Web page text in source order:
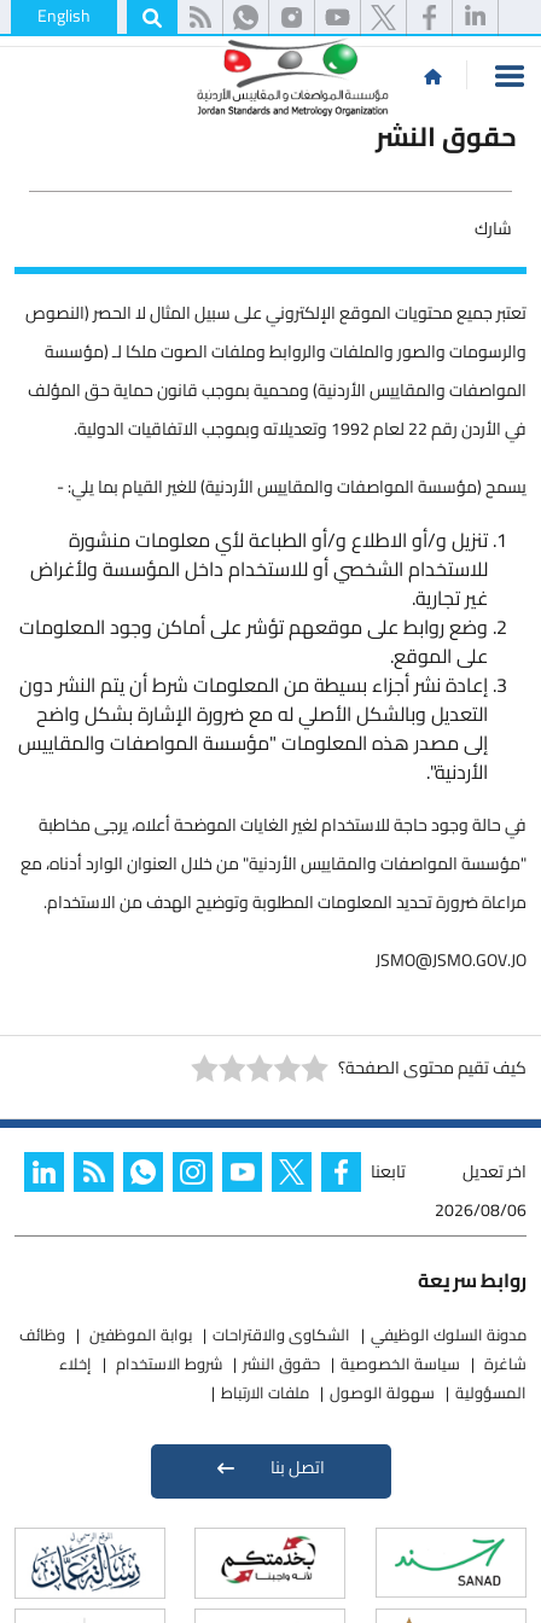
English
حقوق النشر
شارك
تعتبر جميع محتويات الموقع الإلكتروني على سبيل المثال لا الحصر (النصوص
والرسومات والصور والملفات والروابط وملفات الصوت ملكا لـ (مؤسسة
المواصفات والمقاييس الأردنية) ومحمية بموجب قانون حماية حق المؤلف
في الأردن رقم 22 لعام 1992 وتعديلاته وبموجب الاتفاقيات الدولية.
يسمح (مؤسسة المواصفات والمقاييس الأردنية) للغير القيام بما يلي: -
تنزيل و/أو الاطلاع و/أو الطباعة لأي معلومات منشورة
للاستخدام الشخصي أو للاستخدام داخل المؤسسة ولأغراض
غير تجارية.
وضع روابط على موقعهم تؤشر على أماكن وجود المعلومات
على الموقع.
إعادة نشر أجزاء بسيطة من المعلومات شرط أن يتم النشر دون
التعديل وبالشكل الأصلي له مع ضرورة الإشارة بشكل واضح
إلى مصدر هذه المعلومات "مؤسسة المواصفات والمقاييس
الأردنية".
في حالة وجود حاجة للاستخدام لغير الغايات الموضحة أعلاه، يرجى مخاطبة
"مؤسسة المواصفات والمقاييس الأردنية" من خلال العنوان الوارد أدناه، مع
مراعاة ضرورة تحديد المعلومات المطلوبة وتوضيح الهدف من الاستخدام.
JSMO@JSMO.GOV.JO
كيف تقيم محتوى الصفحة؟
اخر تعديل
2026/08/06
تابعنا
روابط سريعة
مدونة السلوك الوظيفي الشكاوى والاقتراحات بوابة الموظفين
وظائف
شاغرة
سياسة الخصوصية حقوق النشر شروط الاستخدام
إخلاء
المسؤولية
سهولة الوصول ملفات الارتباط
اتصل بنا